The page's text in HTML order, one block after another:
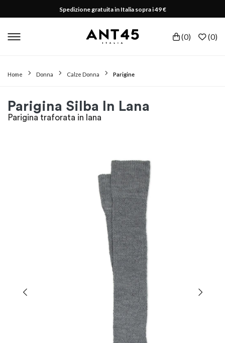
Spedizione gratuita in Italia sopra i 49 €
(0) (0)
Home Donna Calze Donna Parigine
Parigina Silba In Lana
Parigina traforata in lana